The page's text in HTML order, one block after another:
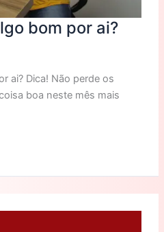
bom por ai?
ai? Dica! Não perde os
boa neste mês mais